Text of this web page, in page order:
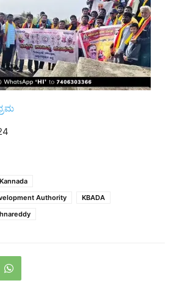
Kannada
Authority
KBADA